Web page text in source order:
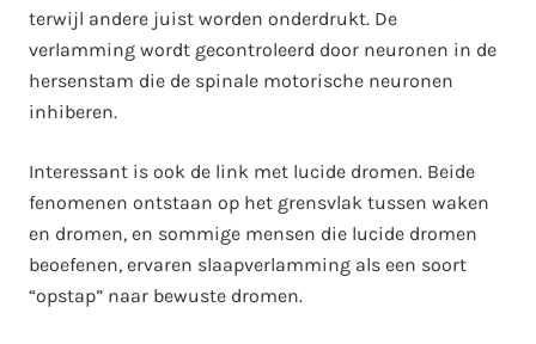
terwijl andere juist worden onderdrukt. De
verlamming wordt gecontroleerd door neuronen in de
hersenstam die de spinale motorische neuronen
inhiberen.
Interessant is ook de link met lucide dromen. Beide
fenomenen ontstaan op het grensvlak tussen waken
en dromen, en sommige mensen die lucide dromen
beoefenen, ervaren slaapverlamming als een soort
“opstap” naar bewuste dromen.